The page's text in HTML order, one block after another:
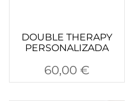
DOUBLE THERAPY
PERSONALIZADA
60,00 €